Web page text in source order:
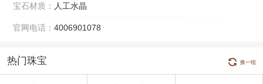
宝石材质： 人工水晶
官网电话： 4006901078
热门珠宝 换一组